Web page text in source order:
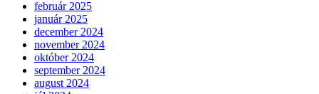
február 2025
január 2025
december 2024
november 2024
október 2024
september 2024
august 2024